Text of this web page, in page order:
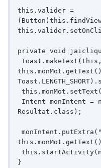
this.valider =
private void
Resultat.class);
}